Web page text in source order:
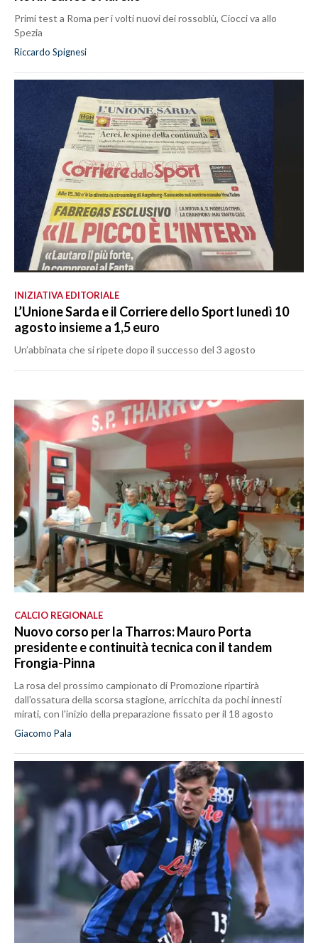
Primi test a Roma per i volti nuovi dei rossoblù, Ciocci va allo
Spezia
Riccardo Spignesi
INIZIATIVA EDITORIALE
L’Unione Sarda e il Corriere dello Sport lunedì 10
agosto insieme a 1,5 euro
Un’abbinata che si ripete dopo il successo del 3 agosto
CALCIO REGIONALE
Nuovo corso per la Tharros: Mauro Porta
presidente e continuità tecnica con il tandem
Frongia-Pinna
La rosa del prossimo campionato di Promozione ripartirà
dall'ossatura della scorsa stagione, arricchita da pochi innesti
mirati, con l'inizio della preparazione fissato per il 18 agosto
Giacomo Pala